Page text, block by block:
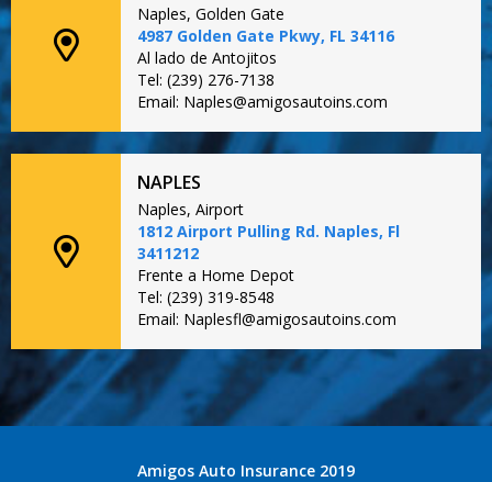
Naples, Golden Gate
4987 Golden Gate Pkwy, FL 34116
Al lado de Antojitos
Tel: (239) 276-7138
Email: Naples@amigosautoins.com
NAPLES
Naples, Airport
1812 Airport Pulling Rd. Naples, Fl
3411212
Frente a Home Depot
Tel: (239) 319-8548
Email: Naplesfl@amigosautoins.com
Amigos Auto Insurance 2019